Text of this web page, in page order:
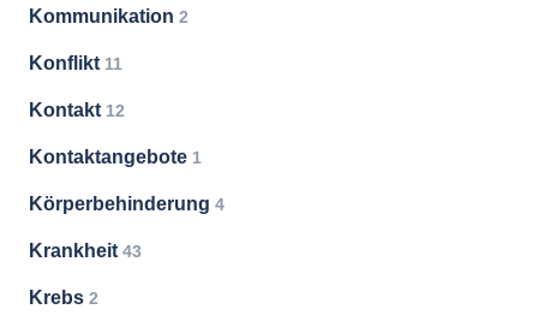
Kommunikation 2
Konflikt 11
Kontakt 12
Kontaktangebote 1
Körperbehinderung 4
Krankheit 43
Krebs 2